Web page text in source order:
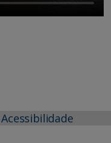
Acessibilidade